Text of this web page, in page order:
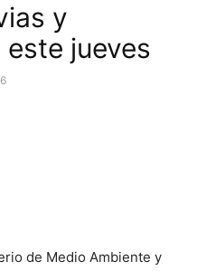
y
jueves
de Medio Ambiente y